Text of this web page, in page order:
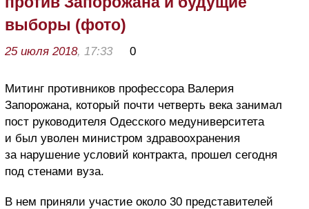
выборы (фото)
25 июля 2018, 17:33 0
Митинг противников профессора Валерия
Запорожана, который почти четверть века занимал
пост руководителя Одесского медуниверситета
и был уволен министром здравоохранения
за нарушение условий контракта, прошел сегодня
под стенами вуза.
В нем приняли участие около 30 представителей